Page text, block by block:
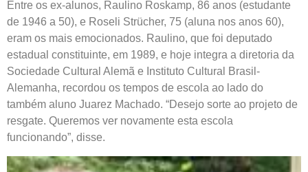
Entre os ex-alunos, Raulino Roskamp, 86 anos (estudante
de 1946 a 50), e Roseli Strücher, 75 (aluna nos anos 60),
eram os mais emocionados. Raulino, que foi deputado
estadual constituinte, em 1989, e hoje integra a diretoria da
Sociedade Cultural Alemã e Instituto Cultural Brasil-
Alemanha, recordou os tempos de escola ao lado do
também aluno Juarez Machado. “Desejo sorte ao projeto de
resgate. Queremos ver novamente esta escola
funcionando”, disse.